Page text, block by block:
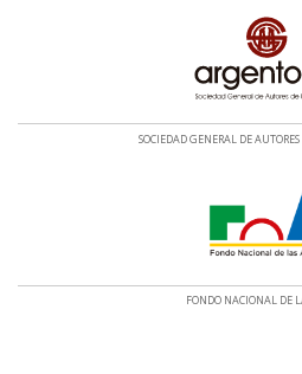
SOCIEDAD GENERAL DE
FONDO NACIONAL DE